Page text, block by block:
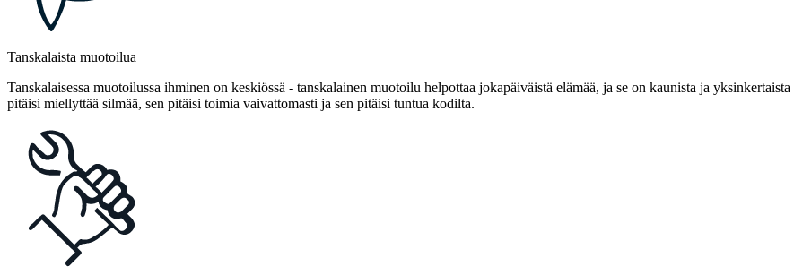
Tanskalaista muotoilua
Tanskalaisessa muotoilussa ihminen on keskiössä - tanskalainen muotoilu helpottaa jokapäiväistä elämää, ja se on kaunista ja
pitäisi miellyttää silmää, sen pitäisi toimia vaivattomasti ja sen pitäisi tuntua kodilta.